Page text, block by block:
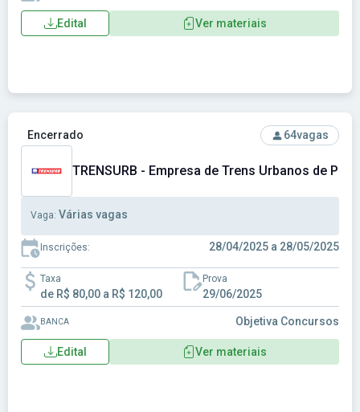
Edital Ver materiais
Ver concurso: TRENSURB - Empresa de Trens Urbanos de
Encerrado 64vagas
TRENSURB - Empresa de Trens Urbanos de
Vaga: Várias vagas
Inscrições: 28/04/2025 a 28/05/2025
Taxa
de R$ 80,00 a R$ 120,00
Prova
29/06/2025
BANCA Objetiva Concursos
Edital Ver materiais